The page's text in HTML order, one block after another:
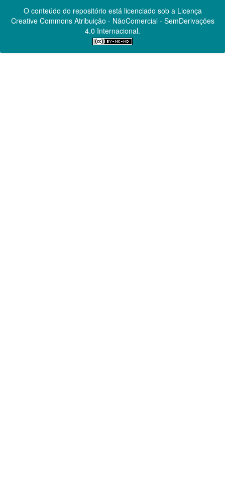
O conteúdo do repositório está licenciado sob a Licença
Creative CommonsAtribuição - NãoComercial - SemDerivações
4.0 Internacional.